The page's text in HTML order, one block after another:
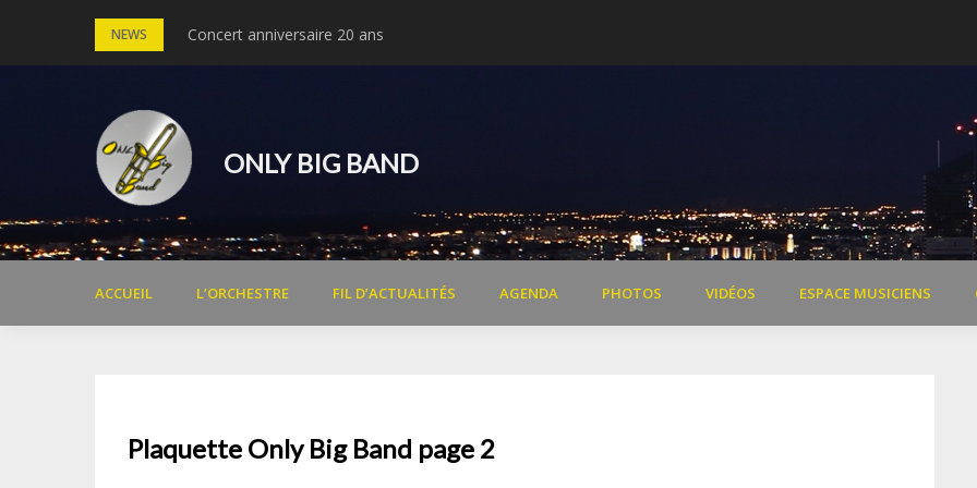
NEWS Concert anniversaire 20 ans
Concert Michel Legrand – 30 ans du cinéma de Dardilly
ONLY BIG BAND
ACCUEIL L’ORCHESTRE FIL D’ACTUALITÉS AGENDA PHOTOS VIDÉOS ESPACE MUSICIENS
Plaquette Only Big Band page 2